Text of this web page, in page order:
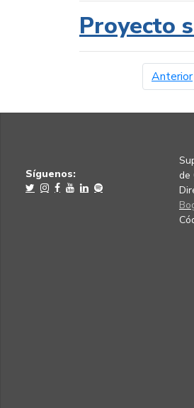
Proyecto
Anterior
Síguenos:
de